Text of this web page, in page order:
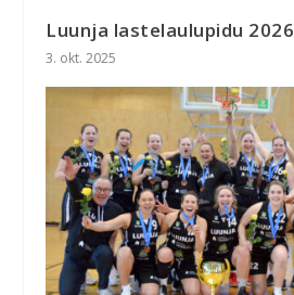
Luunja lastelaulupidu 2026
3. okt. 2025